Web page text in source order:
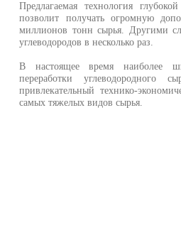
Предлагаемая технология
позволит получать огромную
миллионов тонн сырья. Другими
углеводородов в несколько раз.
В настоящее время наиболее
переработки
привлекательный технико-
самых тяжелых видов сырья.